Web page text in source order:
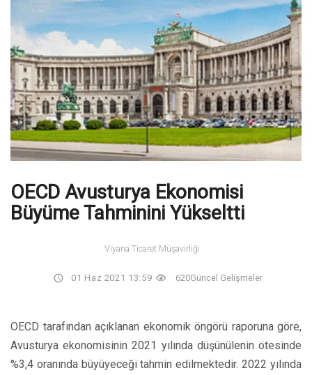
OECD Avusturya Ekonomisi
Büyüme Tahminini Yükseltti
Viyana Ticaret Müşavirliği
01 Haz 2021 13:59 620Güncel Gelişmeler
OECD tarafından açıklanan ekonomik öngörü raporuna göre,
Avusturya ekonomisinin 2021 yılında düşünülenin ötesinde
%3,4 oranında büyüyeceği tahmin edilmektedir. 2022 yılında